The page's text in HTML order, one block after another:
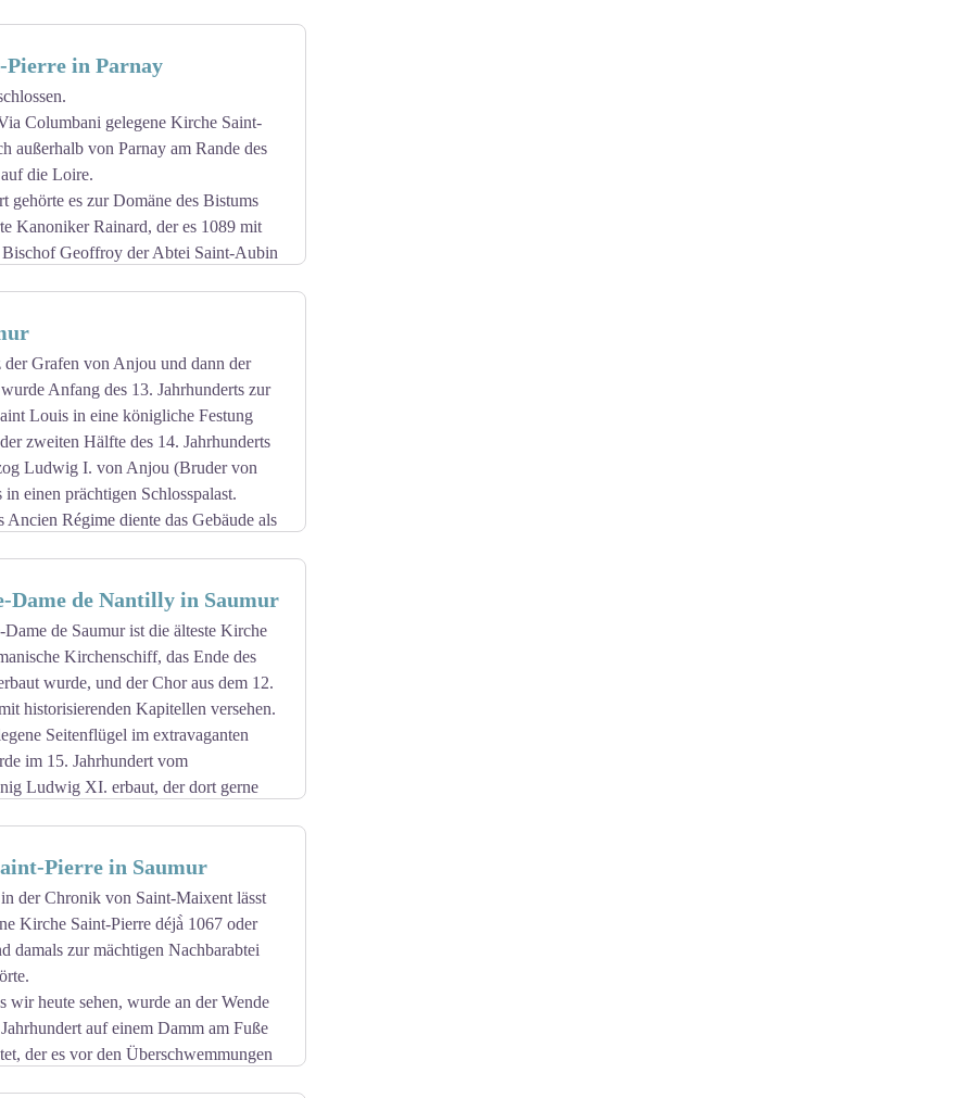
dem 18. Jahrhundert von
stellt eine Szene aus der
beschrieben wird.
in Parnay
Columbani gelegene Kirche Saint-
außerhalb von Parnay am Rande des
die Loire.
gehörte es zur Domäne des Bistums
Kanoniker Rainard, der es 1089 mit
Geoffroy der Abtei Saint-Aubin
Poitiers über, deren Kapitel zwei
überließ.
für zwei Wochen, wie Gilles
architektonische Vergangenheit mit
zu haben. In der südlichen Ecke ist
romanischen Glockenturm angebaut.
Kirchenschiff mit den
Säulen ruhen, deren mit
wie die polygonale Apsis, die von
siebenarmigen Gewölbe bedeckt
der Grafen von Anjou und dann der
Anfang des 13. Jahrhunderts zur
Louis in eine königliche Festung
zweiten Hälfte des 14. Jahrhunderts
Ludwig I. von Anjou (Bruder von
einen prächtigen Schlosspalast.
Ancien Régime diente das Gebäude als
wurde soeben der protestantischen
ließ die Burg durch die
ein sehr innovatives Design hatte
vor Vaubans Werken erbaut!)
von Saumur auch als Gefängnis
Kriegsgefangene (hauptsächlich
vor der Zerstörung gerettet, zu der
I., es in ein Staatsgefängnis
seine zukünftige Nutzung
verbundene politische Wandel
Kriegsministerium unterstellt und
an werden mehrere
Saumur
Dame de Nantilly in Saumur
de Saumur ist die älteste Kirche
Kirchenschiff, das Ende des
wurde, und der Chor aus dem 12.
historisierenden Kapitellen versehen.
Seitenflügel im extravaganten
im 15. Jahrhundert vom
Ludwig XI. erbaut, der dort gerne
Holzstatue der Jungfrau mit dem
Nantilly darstellt.
Wandteppiche aus dem 15. und 16.
17.
Pierre in Saumur
der Chronik von Saint-Maixent lässt
Kirche Saint-Pierre déjà̀ 1067 oder
damals zur mächtigen Nachbarabtei
wir heute sehen, wurde an der Wende
auf einem Damm am Fuße
der es vor den Überschwemmungen